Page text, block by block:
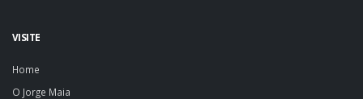
VISITE
Home
O Jorge Maia